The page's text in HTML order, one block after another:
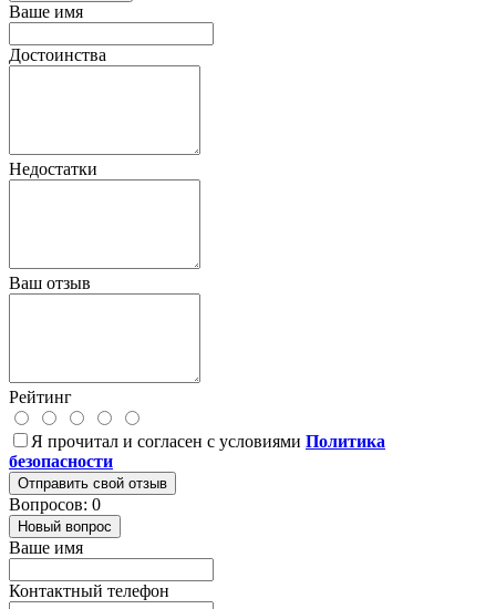
Ваше имя
Достоинства
Недостатки
Ваш отзыв
Рейтинг
Я прочитал и согласен с условиями Политика
безопасности
Отправить свой отзыв
Вопросов: 0
Новый вопрос
Ваше имя
Контактный телефон